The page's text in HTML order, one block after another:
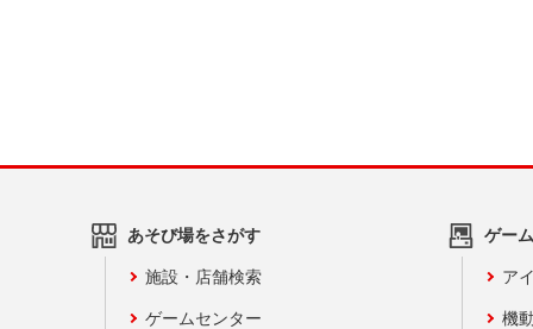
あそび場をさがす
施設・店舗検索
ゲームセンター
ゲー
ア
機